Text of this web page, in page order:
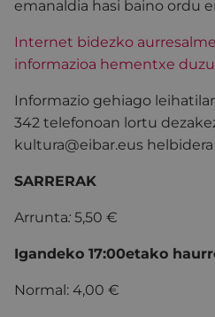
emanaldia hasi baino ordu
Internet bidezko
informazioa hementxe
Informazio gehiago
342 telefonoan lortu
kultura@eibar.eus
SARRERAK
Arrunta: 5,50 €
Igandeko 17:00etako
Normal: 4,00 €